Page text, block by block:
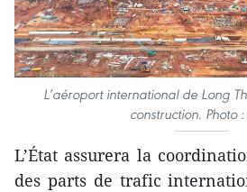
L’aéroport international de Long
construction. Photo
L’État assurera la
des parts de trafic